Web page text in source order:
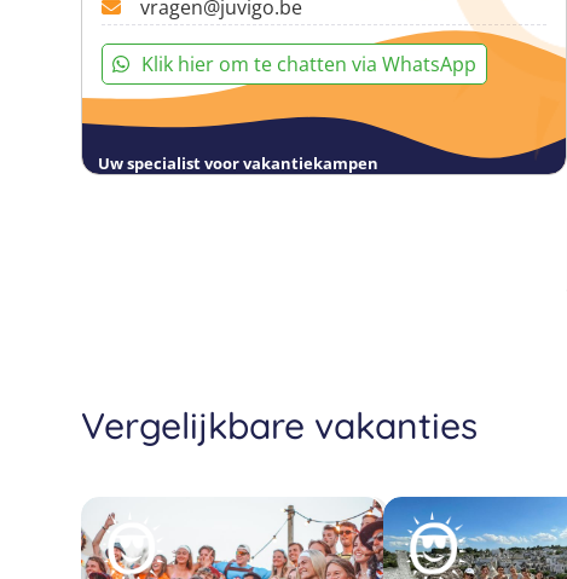
vragen@juvigo.be
Klik hier om te chatten via WhatsApp
Uw specialist voor vakantiekampen
Vergelijkbare vakanties